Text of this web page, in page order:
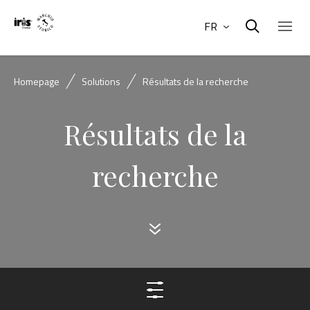
FR
Homepage Solutions Résultats de la recherche
Résultats de la
recherche